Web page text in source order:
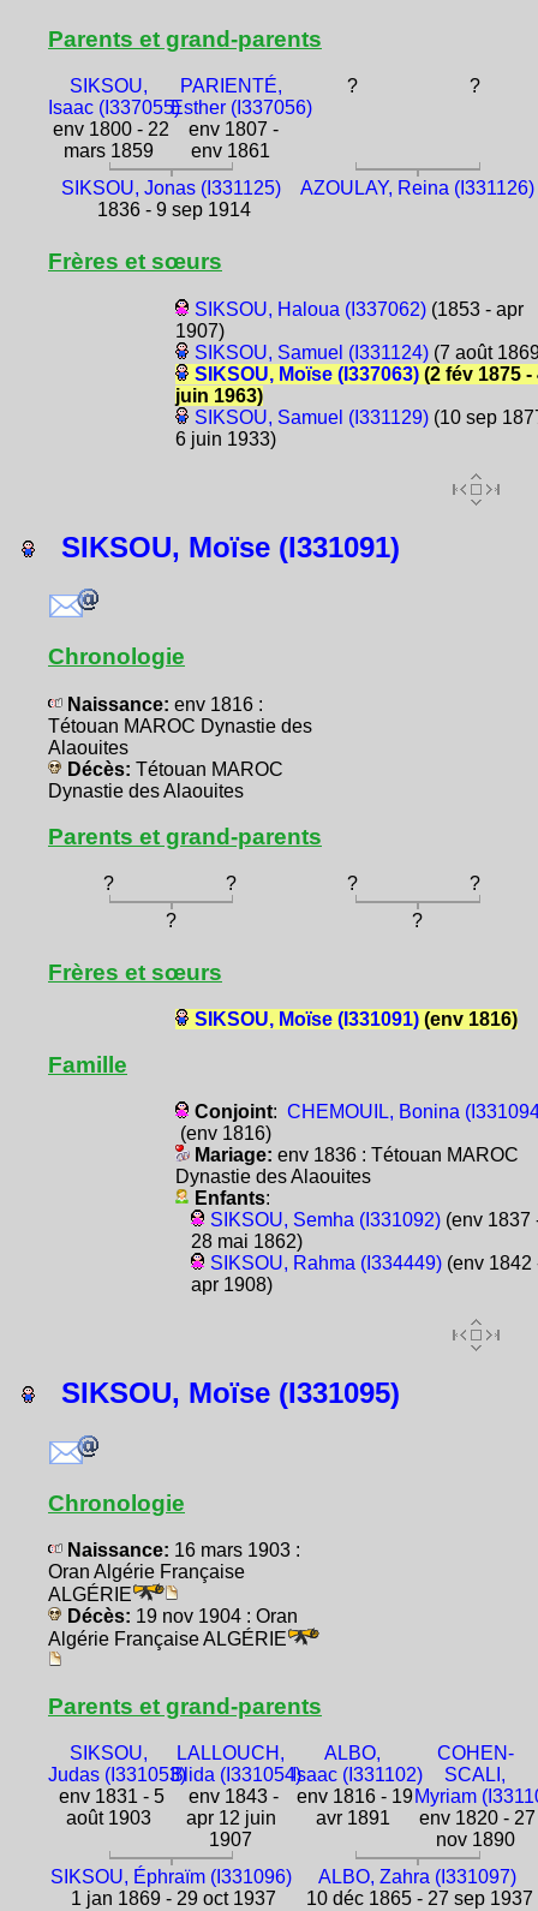
Parents et grand-parents
SIKSOU,
Isaac (I337055)
env 1800 - 22
mars 1859
PARIENTÉ,
Esther (I337056)
env 1807 -
env 1861
? ?
SIKSOU, Jonas (I331125)
1836 - 9 sep 1914
AZOULAY, Reina (I331126)
Frères et sœurs
SIKSOU, Haloua (I337062)(1853 - apr
1907)
SIKSOU, Samuel (I331124)(7 août
SIKSOU, Moïse (I337063)(2 fév 1875 -
juin 1963)
SIKSOU, Samuel (I331129)(10 sep
6 juin 1933)
SIKSOU, Moïse (I331091)
Chronologie
Naissance: env 1816 :
Tétouan MAROC Dynastie des
Alaouites
Décès: Tétouan MAROC
Dynastie des Alaouites
Parents et grand-parents
? ? ?
?
?
?
Frères et sœurs
SIKSOU, Moïse (I331091)(env 1816)
Famille
Conjoint: CHEMOUIL, Bonina
(env 1816)
Mariage: env 1836 : Tétouan MAROC
Dynastie des Alaouites
Enfants:
SIKSOU, Semha (I331092)(env 1837
28 mai 1862)
SIKSOU, Rahma (I334449)(env 1842
apr 1908)
SIKSOU, Moïse (I331095)
Chronologie
Naissance: 16 mars 1903 :
Oran Algérie Française
ALGÉRIE
Décès: 19 nov 1904 : Oran
Algérie Française ALGÉRIE
Parents et grand-parents
SIKSOU,
Judas (I331053)
env 1831 - 5
août 1903
LALLOUCH,
Blida (I331054)
env 1843 -
apr 12 juin
1907
ALBO,
Isaac (I331102)
env 1816 - 19
avr 1891
COHEN-
SCALI,
Myriam
env 1820 - 27
nov 1890
SIKSOU, Éphraïm (I331096)
1 jan 1869 - 29 oct 1937
ALBO, Zahra (I331097)
10 déc 1865 - 27 sep 1937